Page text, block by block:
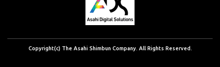
Copyright(c) The Asahi Shimbun Company. All Rights Reserved.